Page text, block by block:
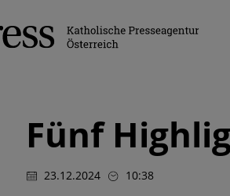
Fünf
23.12.2024 10:38